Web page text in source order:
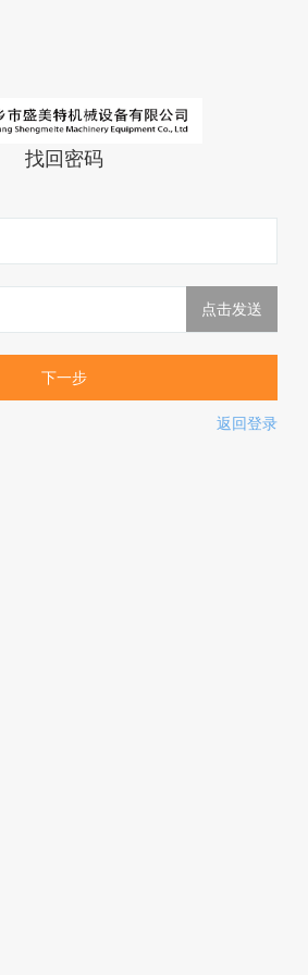
找回密码
下一步
返回登录